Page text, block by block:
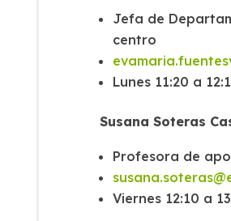
Jefa de
centro
Lunes 11:20 a
Susana Soteras
Profesora de
Viernes 12:10 a